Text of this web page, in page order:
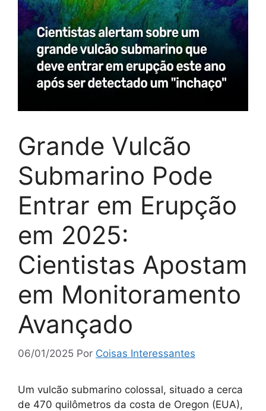
Grande Vulcão
Submarino Pode
Entrar em Erupção
em 2025:
Cientistas Apostam
em Monitoramento
Avançado
06/01/2025 Por Coisas Interessantes
Um vulcão submarino colossal, situado a cerca
de 470 quilômetros da costa de Oregon (EUA),